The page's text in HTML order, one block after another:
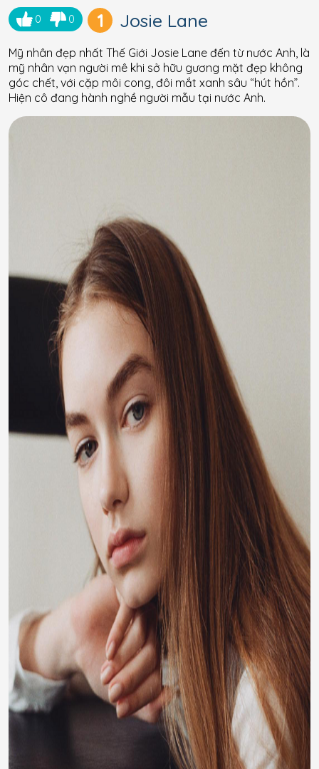
0 0 1 Josie Lane
Mỹ nhân đẹp nhất Thế Giới Josie Lane đến từ nước Anh, là
mỹ nhân vạn người mê khi sở hữu gương mặt đẹp không
góc chết, với cặp môi cong, đôi mắt xanh sâu “hút hồn”.
Hiện cô đang hành nghề người mẫu tại nước Anh.